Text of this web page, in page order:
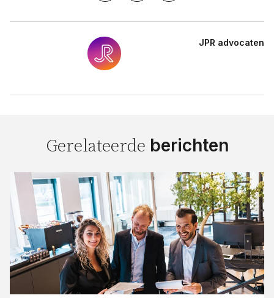
JPR advocaten
Gerelateerde berichten